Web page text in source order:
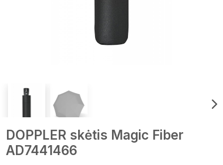
DOPPLER skėtis Magic Fiber
AD7441466